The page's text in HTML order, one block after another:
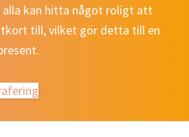
kan hitta något roligt att
till, vilket gör detta till en